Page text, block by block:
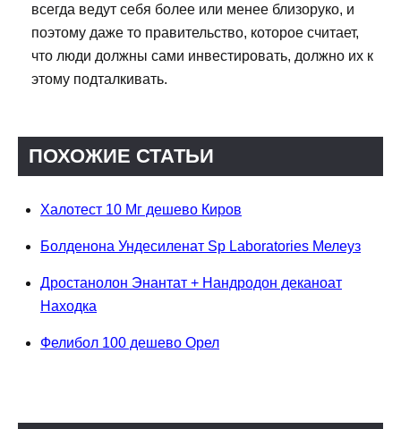
всегда ведут себя более или менее близоруко, и
поэтому даже то правительство, которое считает,
что люди должны сами инвестировать, должно их к
этому подталкивать.
ПОХОЖИЕ СТАТЬИ
Халотест 10 Мг дешево Киров
Болденона Ундесиленат Sp Laboratories Мелеуз
Дростанолон Энантат + Нандродон деканоат
Находка
Фелибол 100 дешево Орел